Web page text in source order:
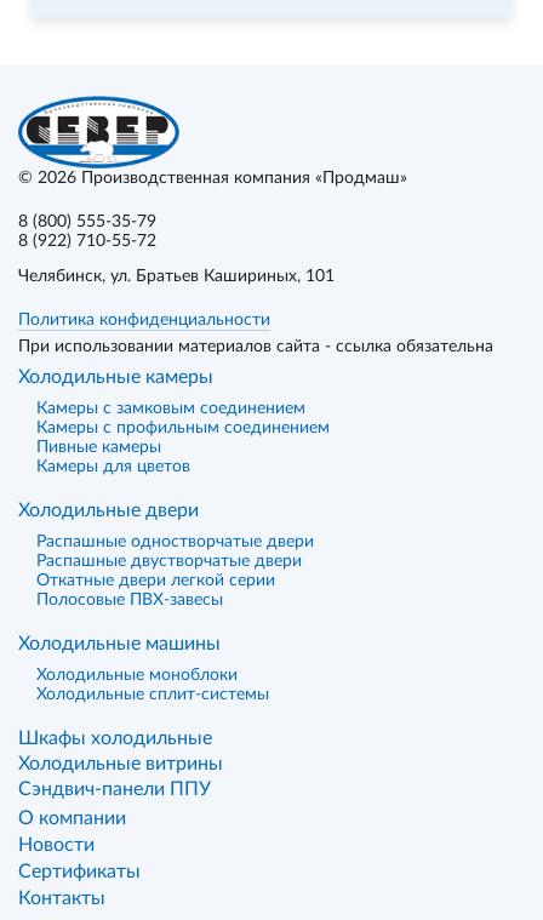
© 2026 Производственная компания «Продмаш»
8 (800) 555-35-79
8 (922) 710-55-72
Челябинск, ул. Братьев Кашириных, 101
Политика конфиденциальности
При использовании материалов сайта - ссылка обязательна
Холодильные камеры
Камеры с замковым соединением
Камеры с профильным соединением
Пивные камеры
Камеры для цветов
Холодильные двери
Распашные одностворчатые двери
Распашные двустворчатые двери
Откатные двери легкой серии
Полосовые ПВХ-завесы
Холодильные машины
Холодильные моноблоки
Холодильные сплит-системы
Шкафы холодильные
Холодильные витрины
Сэндвич-панели ППУ
О компании
Новости
Сертификаты
Контакты